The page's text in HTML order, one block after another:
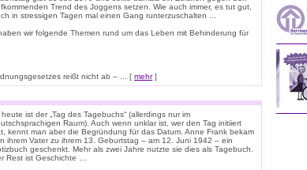
Trend des Joggens setzen. Wie auch immer, es tut gut,
in stressigen Tagen mal einen Gang runterzuschalten ...
wir folgende Themen rund um das Leben mit Behinderung für
reißt nicht ab – ... [ mehr]
heute ist der „Tag des Tagebuchs“ (allerdings nur im
Raum). Auch wenn unklar ist, wer den Tag initiiert
kennt man aber die Begründung für das Datum. Anne Frank bekam
ihrem Vater zu ihrem 13. Geburtstag – am 12. Juni 1942 – ein
geschenkt. Mehr als zwei Jahre nutzte sie dies als Tagebuch.
Rest ist Geschichte …